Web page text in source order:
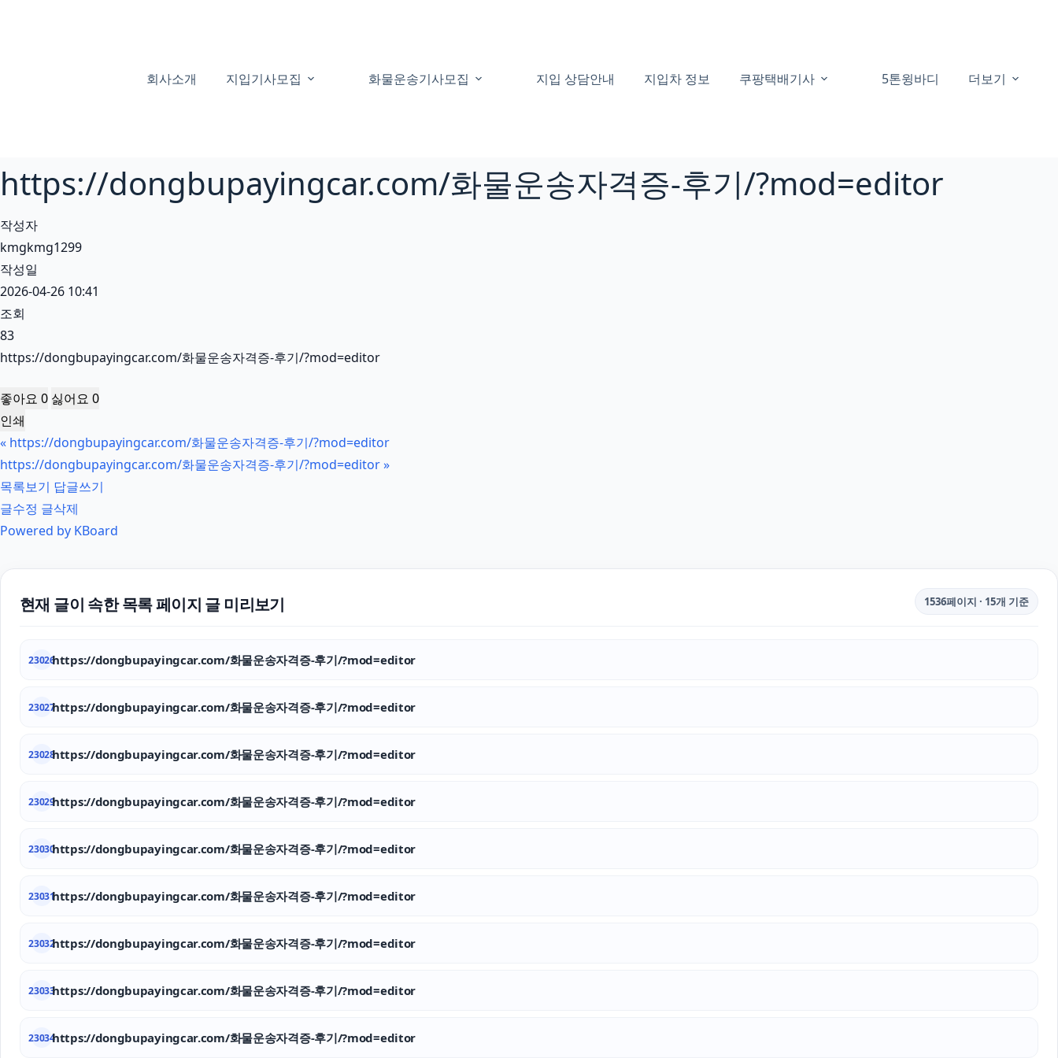
회사소개 지입기사모집 화물운송기사모집 지입 상담안내 지입차 정보 쿠팡택배기사 5톤윙바디 더보기
https://dongbupayingcar.com/화물운송자격증-후기/?mod=editor
작성자
kmgkmg1299
작성일
2026-04-26 10:41
조회
83
https://dongbupayingcar.com/화물운송자격증-후기/?mod=editor
좋아요 0 싫어요 0
인쇄
« https://dongbupayingcar.com/화물운송자격증-후기/?mod=editor
https://dongbupayingcar.com/화물운송자격증-후기/?mod=editor»
목록보기 답글쓰기
글수정 글삭제
Powered by KBoard
현재 글이 속한 목록 페이지 글 미리보기 1536페이지 · 15개 기준
23026https://dongbupayingcar.com/화물운송자격증-후기/?mod=editor
23027https://dongbupayingcar.com/화물운송자격증-후기/?mod=editor
23028https://dongbupayingcar.com/화물운송자격증-후기/?mod=editor
23029https://dongbupayingcar.com/화물운송자격증-후기/?mod=editor
23030https://dongbupayingcar.com/화물운송자격증-후기/?mod=editor
23031https://dongbupayingcar.com/화물운송자격증-후기/?mod=editor
23032https://dongbupayingcar.com/화물운송자격증-후기/?mod=editor
23033https://dongbupayingcar.com/화물운송자격증-후기/?mod=editor
23034https://dongbupayingcar.com/화물운송자격증-후기/?mod=editor